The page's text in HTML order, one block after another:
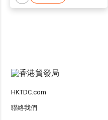
HKTDC.com
聯絡我們